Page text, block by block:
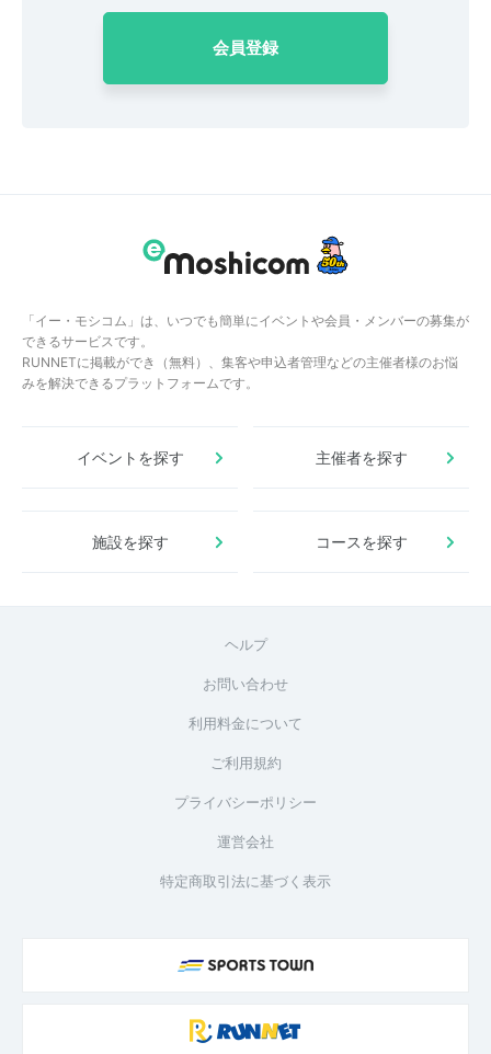
会員登録
「イー・モシコム」は、いつでも簡単にイベントや会員・メンバーの募集が
できるサービスです。
RUNNETに掲載ができ（無料）、集客や申込者管理などの主催者様のお悩
みを解決できるプラットフォームです。
イベントを探す 主催者を探す
施設を探す コースを探す
ヘルプ
お問い合わせ
利用料金について
ご利用規約
プライバシーポリシー
運営会社
特定商取引法に基づく表示